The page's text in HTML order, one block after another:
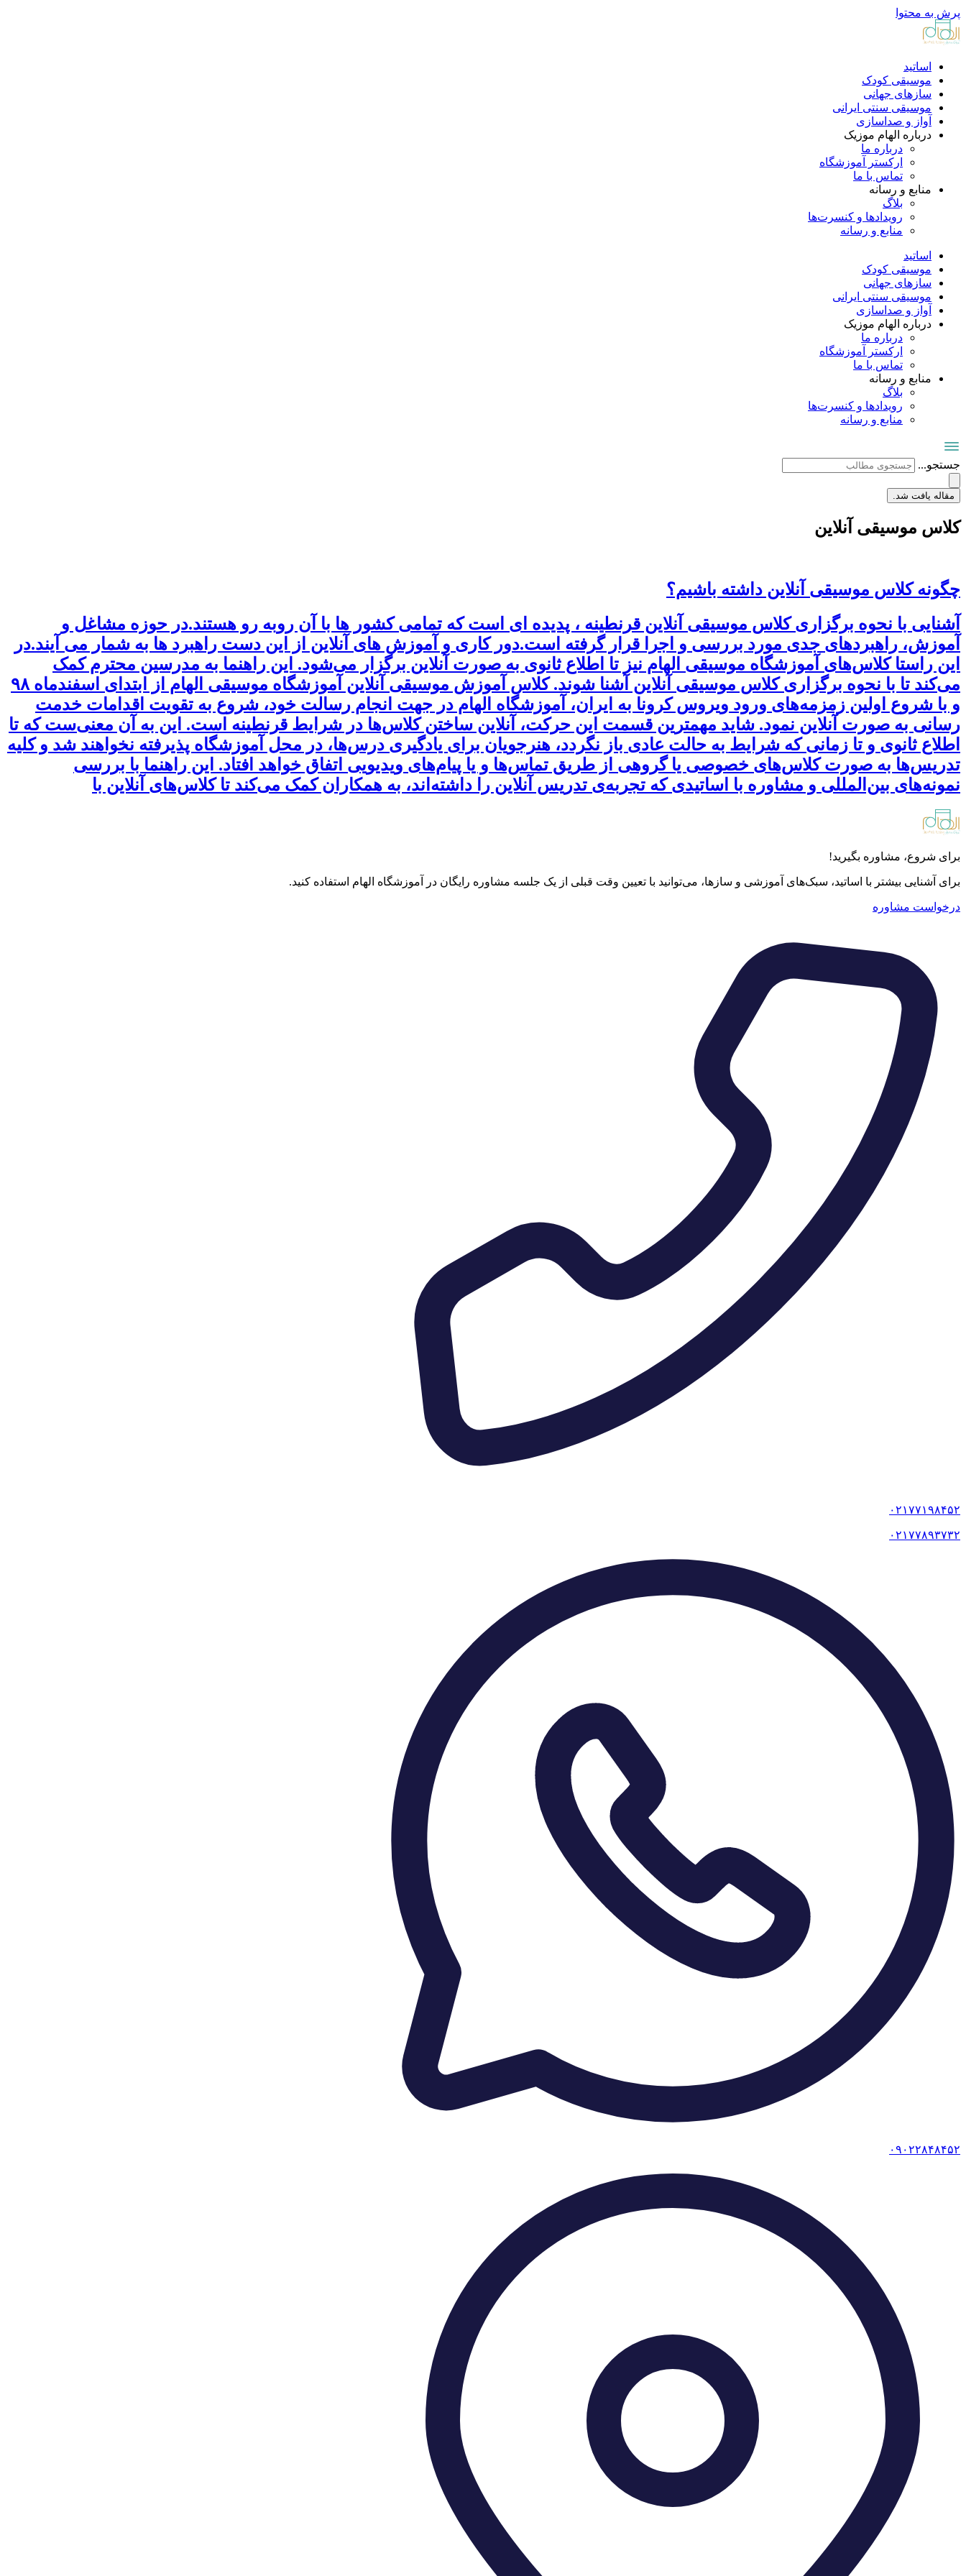
پرش به محتوا
اساتید
موسیقی کودک
سازهای جهانی
موسیقی سنتی ایرانی
آواز و صداسازی
درباره الهام موزیک
درباره ما
ارکستر آموزشگاه
تماس با ما
منابع و رسانه
بلاگ
رویدادها و کنسرت‌ها
منابع و رسانه
اساتید
موسیقی کودک
سازهای جهانی
موسیقی سنتی ایرانی
آواز و صداسازی
درباره الهام موزیک
درباره ما
ارکستر آموزشگاه
تماس با ما
منابع و رسانه
بلاگ
رویدادها و کنسرت‌ها
منابع و رسانه
جستجو...
مقاله یافت شد.
کلاس موسیقی آنلاین
چگونه کلاس موسیقی آنلاین داشته باشیم؟
آشنایی با نحوه برگزاری کلاس موسیقی آنلاین قرنطینه ، پدیده ای است که تمامی کشور ها با آن روبه رو هستند.در حوزه مشاغل و
آموزش، راهبردهای جدی مورد بررسی و اجرا قرار گرفته است.دور کاری و آموزش های آنلاین از این دست راهبرد ها به شمار می آیند.در
این راستا کلاس‌های آموزشگاه موسیقی الهام نیز تا اطلاع ثانوی به صورت آنلاین برگزار می‌شود. این راهنما به مدرسین محترم کمک
می‌کند تا با نحوه برگزاری کلاس موسیقی آنلاین آشنا شوند. کلاس آموزش موسیقی آنلاین آموزشگاه موسیقی الهام از ابتدای اسفندماه ۹۸
و با شروع اولین زمزمه‌های ورود ویروس کرونا به ایران، آموزشگاه الهام در جهت انجام رسالت خود، شروع به تقویت اقدامات خدمت
رسانی به صورت آنلاین نمود. شاید مهمترین قسمت این حرکت، آنلاین ساختن کلاس‌ها در شرایط قرنطینه است. این به آن معنی‌ست که تا
اطلاع ثانوی و تا زمانی که شرایط به حالت عادی باز نگردد، هنرجویان برای یادگیری درس‌ها، در محل آموزشگاه پذیرفته نخواهند شد و کلیه
تدریس‌ها به صورت کلاس‌های خصوصی یا گروهی از طریق تماس‌ها و یا پیام‌های ویدیویی اتفاق خواهد افتاد. این راهنما با بررسی
نمونه‌های بین‌المللی و مشاوره با اساتیدی که تجربه‌ی تدریس آنلاین را داشته‌اند، به همکاران کمک می‌کند تا کلاس‌های آنلاین با
برای شروع، مشاوره بگیرید!
برای آشنایی بیشتر با اساتید، سبک‌های آموزشی و سازها، می‌توانید با تعیین وقت قبلی از یک جلسه مشاوره رایگان در آموزشگاه الهام استفاده کنید.
درخواست مشاوره
۰۲۱۷۷۱۹۸۴۵۲
۰۲۱۷۷۸۹۳۷۳۲
۰۹۰۲۲۸۴۸۴۵۲